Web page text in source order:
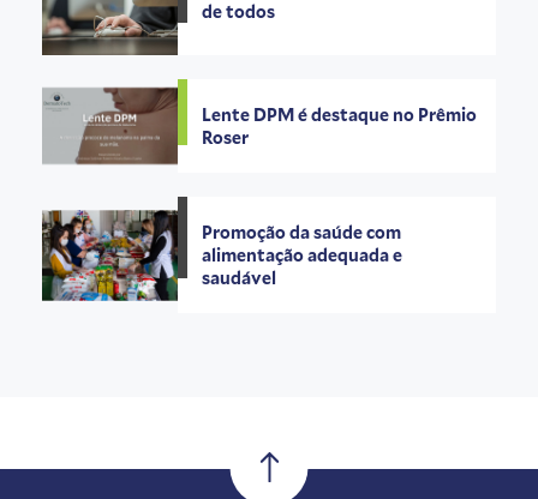
de todos
Lente DPM é destaque no Prêmio
Roser
Promoção da saúde com
alimentação adequada e
saudável